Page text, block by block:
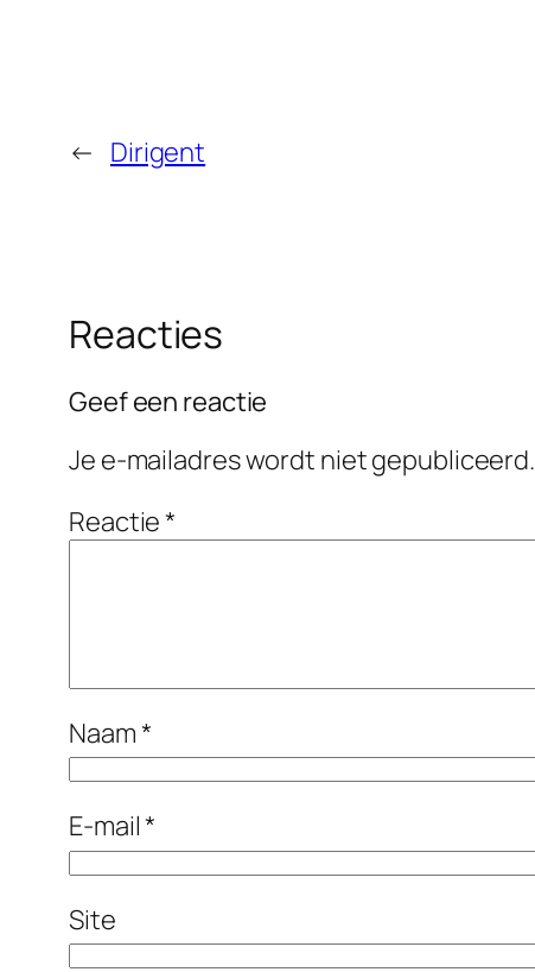
← Dirigent
Reacties
Geef een reactie
Je e-mailadres wordt niet gepubliceerd.
Reactie*
Naam*
E-mail*
Site